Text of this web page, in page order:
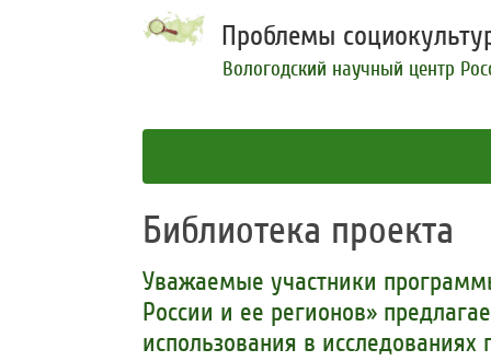
Проблемы
Вологодский научный центр
Библиотека проекта
Уважаемые участники
России и ее регионов»
использования в